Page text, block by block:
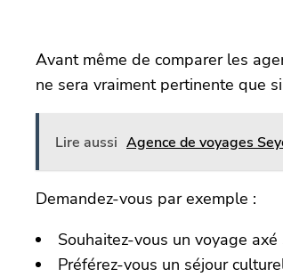
Avant même de comparer les
ne sera vraiment pertinente que
Lire aussi Agence de voyages
Demandez-vous par exemple :
Souhaitez-vous un voyage
Préférez-vous un séjour